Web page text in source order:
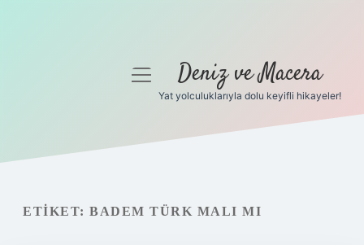
Gizlilik Politikası
menüyüDeniz ve Macera
Yat yolculuklarıyla dolu keyifli hikayeler!
ETIKET: BADEM TÜRK MALI MI